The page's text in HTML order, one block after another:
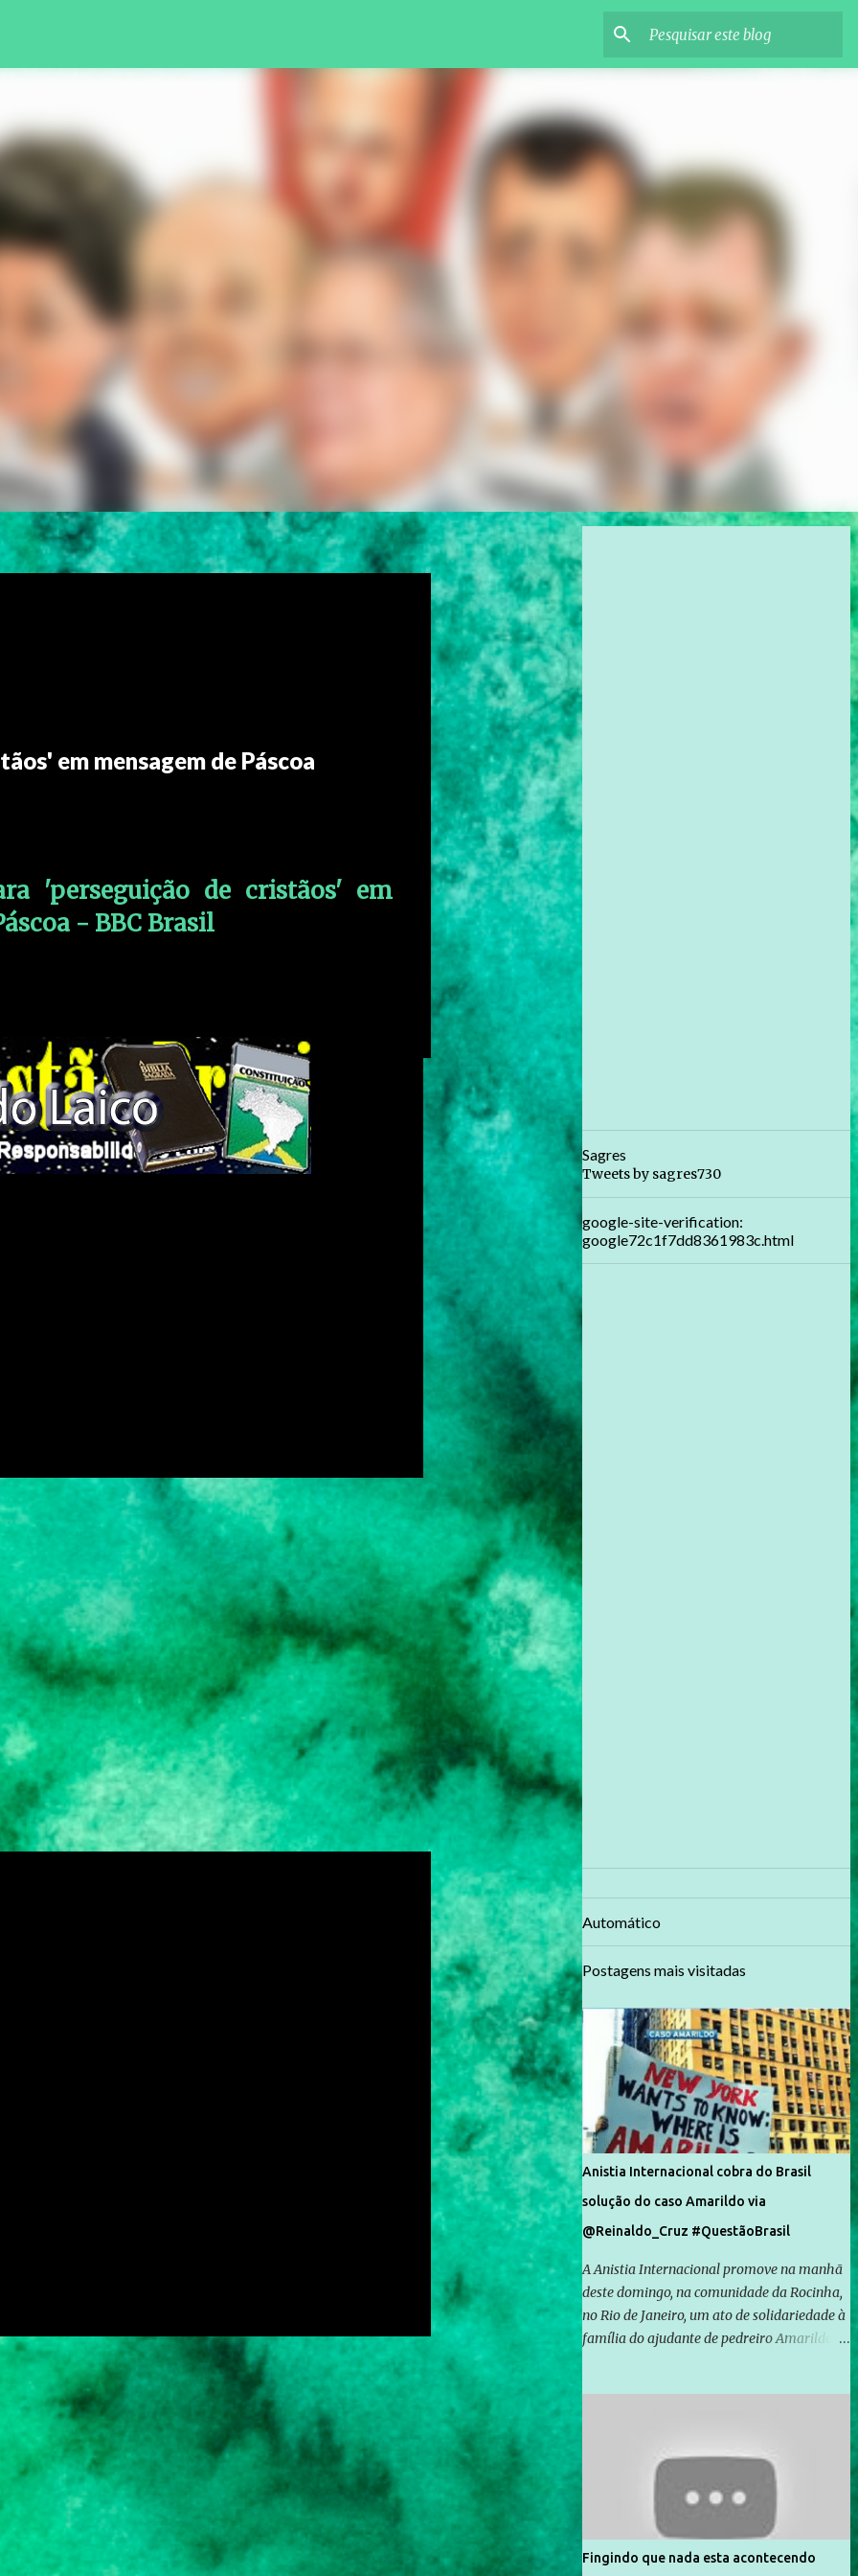
em mensagem de Páscoa
'perseguição de cristãos' em
- BBC Brasil
Sagres
Tweets by sagres730
google-site-verification:
google72c1f7dd8361983c.html
Automático
Postagens mais visitadas
Anistia Internacional cobra do Brasil
solução do caso Amarildo via
@Reinaldo_Cruz #QuestãoBrasil
A Anistia Internacional promove na manhã
deste domingo, na comunidade da Rocinha,
no Rio de Janeiro, um ato de solidariedade à
família do ajudante de pedreiro Amarildo de
Rocinha. A assessora de Direitos Humanos
da Anistia Internacional, Renata Neder, disse
à Agência Brasil que ações e atividades de
mobilização são feitas normalmente pela
organização não governamental. As ações
de solidariedade são promovidas em apoio
Fingindo que nada esta acontecendo